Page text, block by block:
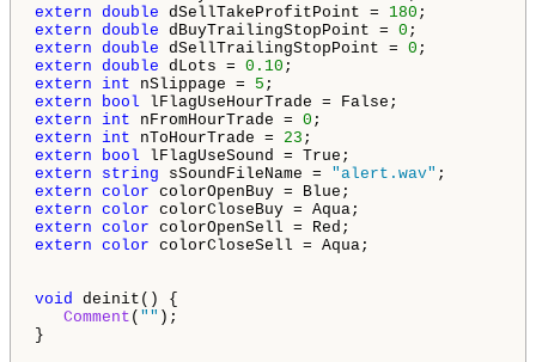
extern double dSellTakeProfitPoint = 180
extern double dBuyTrailingStopPoint = 0
extern double dSellTrailingStopPoint = 0
extern double dLots = 0.10
extern
int nSlippage = 5
extern
bool
extern
int nFromHourTrade = 0
extern
int nToHourTrade = 23
extern
bool
extern
string sSoundFileName = "alert.wav"
extern color
extern color
extern color
extern color colorCloseSell = Aqua;
void deinit() {
Comment ( "" );
}